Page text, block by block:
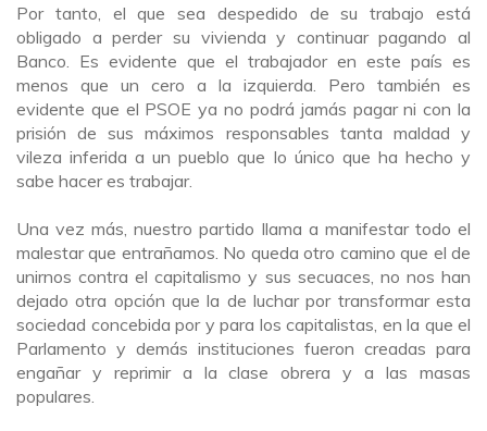
Por tanto, el que sea despedido de su trabajo está
obligado a perder su vivienda y continuar pagando al
Banco. Es evidente que el trabajador en este país es
menos que un cero a la izquierda. Pero también es
evidente que el PSOE ya no podrá jamás pagar ni con la
prisión de sus máximos responsables tanta maldad y
vileza inferida a un pueblo que lo único que ha hecho y
sabe hacer es trabajar.
Una vez más, nuestro partido llama a manifestar todo el
malestar que entrañamos. No queda otro camino que el de
unirnos contra el capitalismo y sus secuaces, no nos han
dejado otra opción que la de luchar por transformar esta
sociedad concebida por y para los capitalistas, en la que el
Parlamento y demás instituciones fueron creadas para
engañar y reprimir a la clase obrera y a las masas
populares.